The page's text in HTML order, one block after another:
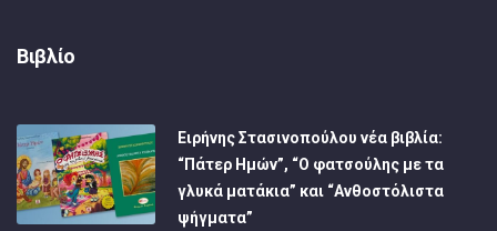
Βιβλίο
Ειρήνης Στασινοπούλου νέα βιβλία:
“Πάτερ Ημών”, “Ο φατσούλης με τα
γλυκά ματάκια” και “Ανθοστόλιστα
ψήγματα”